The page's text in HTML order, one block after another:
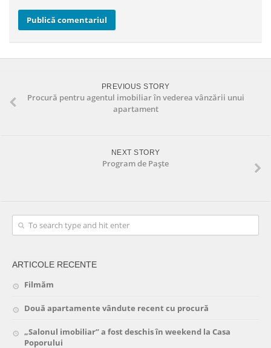
PREVIOUS STORY
Procură pentru agentul imobiliar în vederea vânzării unui
apartament
NEXT STORY
Program de Paște
ARTICOLE RECENTE
Filmăm
Două apartamente vândute recent cu procură
„Salonul imobiliar” a fost deschis în weekend la Casa
Poporului